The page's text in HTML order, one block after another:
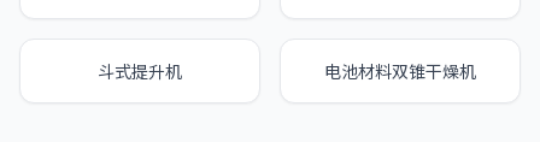
斗式提升机 电池材料双锥干燥机